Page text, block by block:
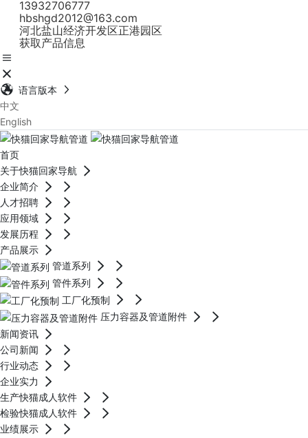
13932706777
hbshgd2012@163.com
河北盐山经济开发区正港园区
获取产品信息
语言版本
中文
English
首页
关于快猫回家导航
企业简介
人才招聘
应用领域
发展历程
产品展示
管道系列
管件系列
工厂化预制
压力容器及管道附件
新闻资讯
公司新闻
行业动态
企业实力
生产快猫成人软件
检验快猫成人软件
业绩展示